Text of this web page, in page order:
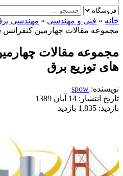
و مهندسی »مهندسی برق»
چهارمین کنفرانس شبکه
مقالات چهارمین
برق
spow
14 آبان 1389
بازدید